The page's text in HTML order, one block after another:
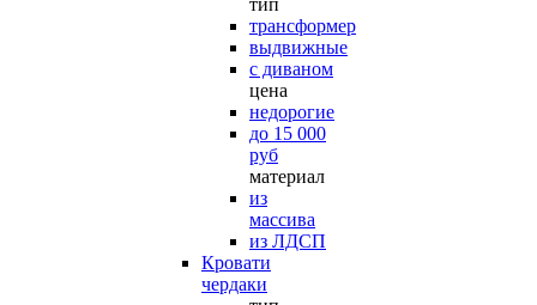
тип
трансформер
выдвижные
с диваном
цена
недорогие
до 15 000
руб
материал
из
массива
из ЛДСП
Кровати
чердаки